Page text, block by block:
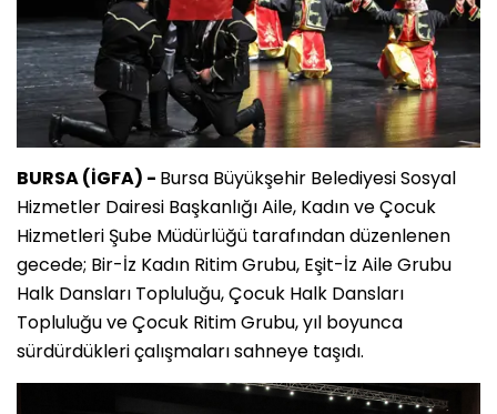
BURSA (İGFA) - Bursa Büyükşehir Belediyesi Sosyal
Hizmetler Dairesi Başkanlığı Aile, Kadın ve Çocuk
Hizmetleri Şube Müdürlüğü tarafından düzenlenen
gecede; Bir-İz Kadın Ritim Grubu, Eşit-İz Aile Grubu
Halk Dansları Topluluğu, Çocuk Halk Dansları
Topluluğu ve Çocuk Ritim Grubu, yıl boyunca
sürdürdükleri çalışmaları sahneye taşıdı.